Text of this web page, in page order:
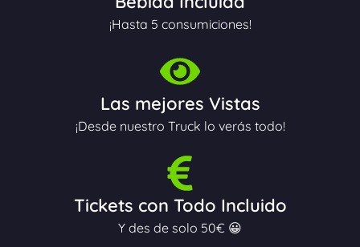
¡Hasta 5 consumiciones!
Las mejores Vistas
¡Desde nuestro Truck lo verás todo!
Tickets con Todo Incluido
Y des de solo 50€ 😀